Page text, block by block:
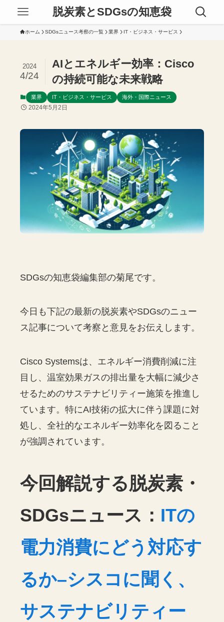
脱炭素とSDGsの知恵袋
ホーム SDGsニュース考察の一覧 業界 IT・ビジネス・サービス
AIとエネルギー効率：Cisco
の持続可能な未来戦略
2024
4/24
業界 IT・ビジネス・サービス 海外・国際ニュース
2024年5月2日
SDGsの知恵袋編集部の菊尾です。
今日も下記の最新の脱炭素やSDGsのニュー
ス記事について考察と意見をお伝えします。
Cisco Systemsは、エネルギー消費削減に注
目し、温室効果ガスの排出量を大幅に減少さ
せるためのサステナビリティー施策を推進し
ています。特にAI技術の拡大に伴う課題に対
処し、全社的なエネルギー効率化を図ること
が強調されています。
今回解説する脱炭素・
SDGsニュース： ITの
電力消費にどう対応す
るか–シスコに聞く、
サステナビリティー